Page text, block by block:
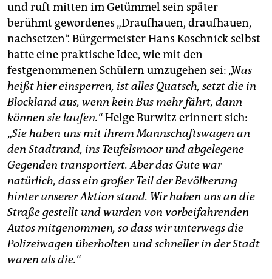
und ruft mitten im Getümmel sein später
berühmt gewordenes „Draufhauen, draufhauen,
nachsetzen“. Bürgermeister Hans Koschnick selbst
hatte eine praktische Idee, wie mit den
festgenommenen Schülern umzugehen sei: „Was
heißt hier einsperren, ist alles Quatsch, setzt die in
Blockland aus, wenn kein Bus mehr fährt, dann
können sie laufen.“Helge Burwitz erinnert sich:
„Sie haben uns mit ihrem Mannschaftswagen an
den Stadtrand, ins Teufelsmoor und abgelegene
Gegenden transportiert. Aber das Gute war
natürlich, dass ein großer Teil der Bevölkerung
hinter unserer Aktion stand. Wir haben uns an die
Straße gestellt und wurden von vorbeifahrenden
Autos mitgenommen, so dass wir unterwegs die
Polizeiwagen überholten und schneller in der Stadt
waren als die.“